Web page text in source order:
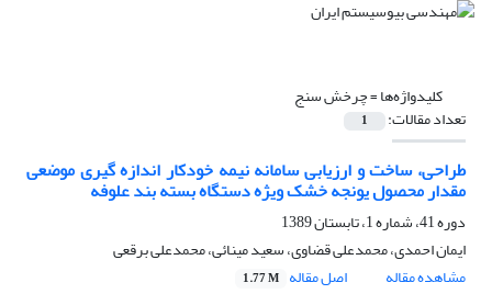
کلیدواژه‌ها =چرخش سنج
تعداد مقالات: 1
طراحی، ساخت و ارزیابی سامانه نیمه خودکار اندازه گیری موضعی
مقدار محصول یونجه خشک ویژه دستگاه بسته بند علوفه
دوره 41، شماره 1، تابستان 1389
ایمان احمدی، محمدعلی قضاوی، سعید مینائی، محمدعلی برقعی
مشاهده مقاله
اصل مقاله 1.77 M